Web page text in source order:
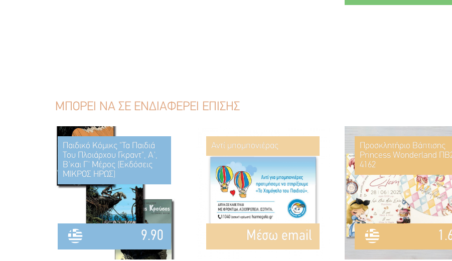
ΜΠΟΡΕΙ ΝΑ ΣΕ ΕΝΔΙΑΦΕΡΕΙ ΕΠΙΣΗΣ
Παιδικό Κόμικς "Τα Παιδιά
Του Πλοιάρχου Γκραντ", Α',
Β'και Γ' Μέρος (Εκδόσεις
ΜΙΚΡΟΣ ΗΡΩΣ)
9.90
Αντί μπομπονιέρας
Mέσω email
Προσκλητήριο Βάπτισης
Princess Wonderland
4162